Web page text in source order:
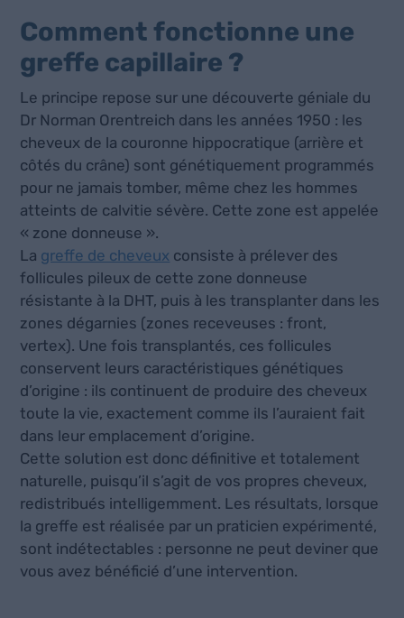
Comment fonctionne une
greffe capillaire ?
Le principe repose sur une découverte géniale du
Dr Norman Orentreich dans les années 1950 : les
cheveux de la couronne hippocratique (arrière et
côtés du crâne) sont génétiquement programmés
pour ne jamais tomber, même chez les hommes
atteints de calvitie sévère. Cette zone est appelée
« zone donneuse ».
La greffe de cheveux consiste à prélever des
follicules pileux de cette zone donneuse
résistante à la DHT, puis à les transplanter dans les
zones dégarnies (zones receveuses : front,
vertex). Une fois transplantés, ces follicules
conservent leurs caractéristiques génétiques
d’origine : ils continuent de produire des cheveux
toute la vie, exactement comme ils l’auraient fait
dans leur emplacement d’origine.
Cette solution est donc définitive et totalement
naturelle, puisqu’il s’agit de vos propres cheveux,
redistribués intelligemment. Les résultats, lorsque
la greffe est réalisée par un praticien expérimenté,
sont indétectables : personne ne peut deviner que
vous avez bénéficié d’une intervention.